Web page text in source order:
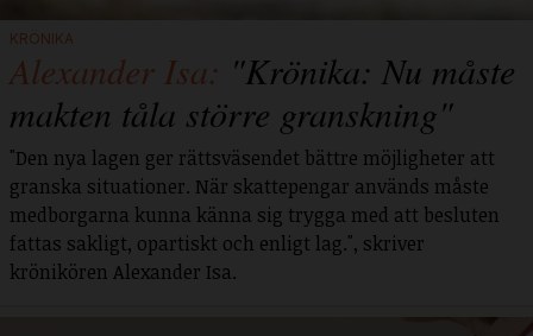
KRÖNIKA
Alexander Isa: "Krönika: Nu måste
makten tåla större granskning"
"Den nya lagen ger rättsväsendet bättre möjligheter att
granska situationer. När skattepengar används måste
medborgarna kunna känna sig trygga med att besluten
fattas sakligt, opartiskt och enligt lag.", skriver
krönikören Alexander Isa.